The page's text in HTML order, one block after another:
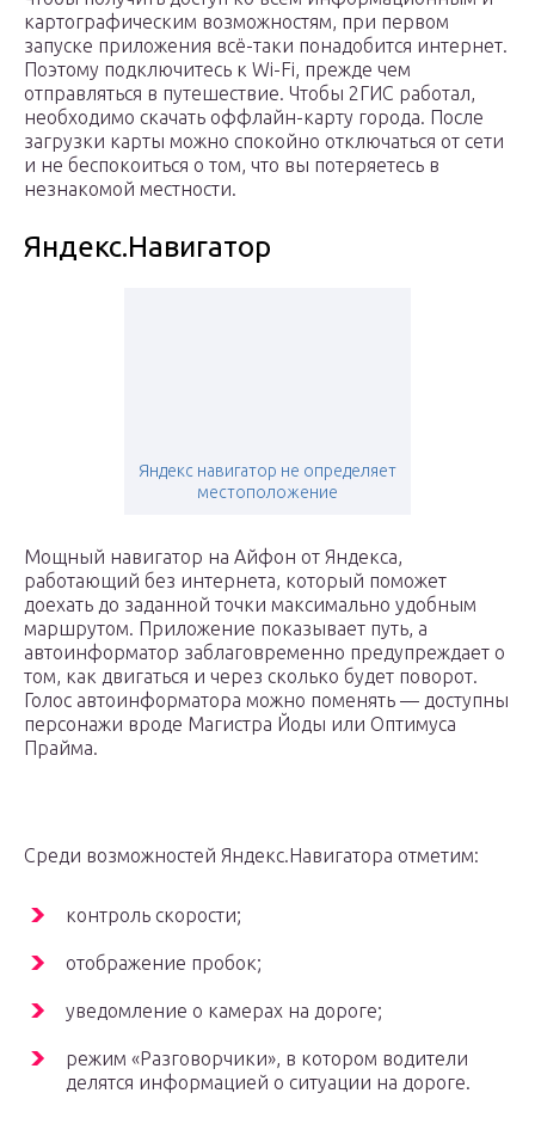
картографическим возможностям, при первом
запуске приложения всё-таки понадобится интернет.
Поэтому подключитесь к Wi-Fi, прежде чем
отправляться в путешествие. Чтобы 2ГИС работал,
необходимо скачать оффлайн-карту города. После
загрузки карты можно спокойно отключаться от сети
и не беспокоиться о том, что вы потеряетесь в
незнакомой местности.
Яндекс.Навигатор
Яндекс навигатор не определяет
местоположение
Мощный навигатор на Айфон от Яндекса,
работающий без интернета, который поможет
доехать до заданной точки максимально удобным
маршрутом. Приложение показывает путь, а
автоинформатор заблаговременно предупреждает о
том, как двигаться и через сколько будет поворот.
Голос автоинформатора можно поменять — доступны
персонажи вроде Магистра Йоды или Оптимуса
Прайма.
Среди возможностей Яндекс.Навигатора отметим:
контроль скорости;
отображение пробок;
уведомление о камерах на дороге;
режим «Разговорчики», в котором водители
делятся информацией о ситуации на дороге.